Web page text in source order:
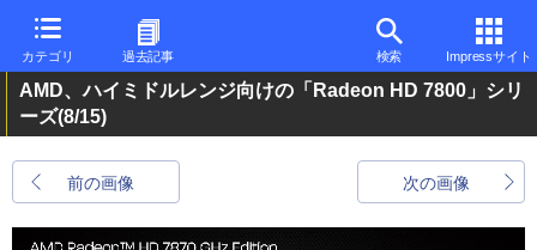
カテゴリ 過去記事 検索 Impressサイト
AMD、ハイミドルレンジ向けの「Radeon HD 7800」シリ
ーズ(8/15)
前の画像 次の画像